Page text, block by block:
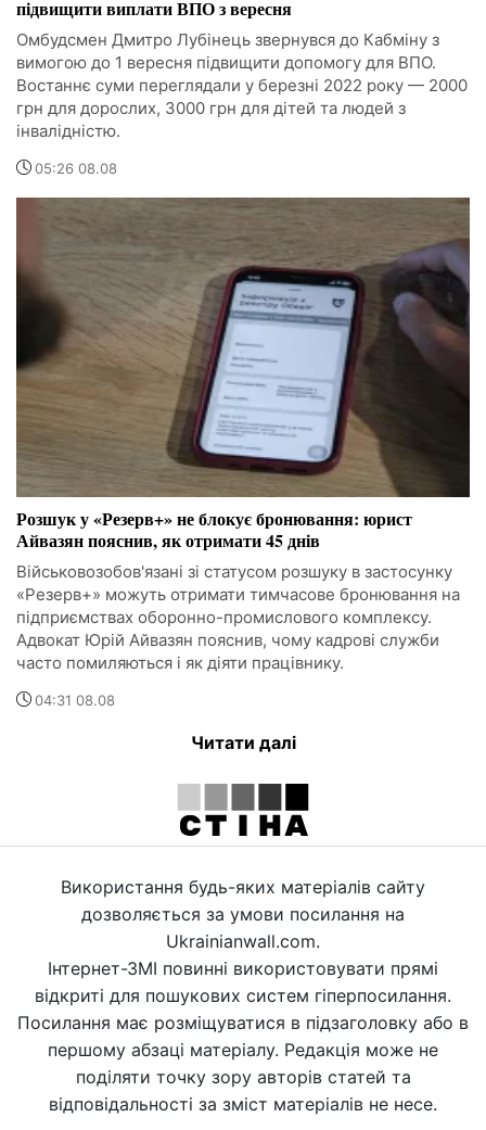
підвищити виплати ВПО з вересня
Омбудсмен Дмитро Лубінець звернувся до Кабміну з
вимогою до 1 вересня підвищити допомогу для ВПО.
Востаннє суми переглядали у березні 2022 року — 2000
грн для дорослих, 3000 грн для дітей та людей з
інвалідністю.
05:26 08.08
Розшук у «Резерв+» не блокує бронювання: юрист
Айвазян пояснив, як отримати 45 днів
Військовозобов'язані зі статусом розшуку в застосунку
«Резерв+» можуть отримати тимчасове бронювання на
підприємствах оборонно-промислового комплексу.
Адвокат Юрій Айвазян пояснив, чому кадрові служби
часто помиляються і як діяти працівнику.
04:31 08.08
Читати далі
Використання будь-яких матеріалів сайту
дозволяється за умови посилання на
Ukrainianwall.com.
Інтернет-ЗМІ повинні використовувати прямі
відкриті для пошукових систем гіперпосилання.
Посилання має розміщуватися в підзаголовку або в
першому абзаці матеріалу. Редакція може не
поділяти точку зору авторів статей та
відповідальності за зміст матеріалів не несе.